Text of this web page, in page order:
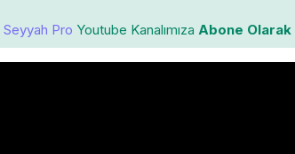
Seyyah Pro Youtube Kanalımıza Abone Olarak